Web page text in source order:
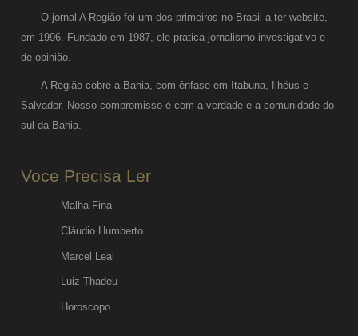
O jornal A Região foi um dos primeiros no Brasil a ter website,
em 1996. Fundado em 1987, ele pratica jornalismo investigativo e
de opinião.
A Região cobre a Bahia, com ênfase em Itabuna, Ilhéus e
Salvador. Nosso compromisso é com a verdade e a comunidade do
sul da Bahia.
Voce Precisa Ler
Malha Fina
Cláudio Humberto
Marcel Leal
Luiz Thadeu
Horoscopo